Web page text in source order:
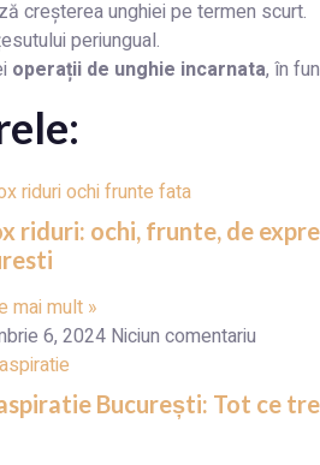
creșterea unghiei pe termen scurt.
periungual.
operații de unghie incarnata, în
riduri: ochi, frunte, de
mai mult »
6, 2024 Niciun comentariu
București: Tot ce